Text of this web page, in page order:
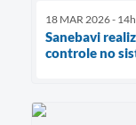
18 MAR 2026 -
Sanebavi
controle no